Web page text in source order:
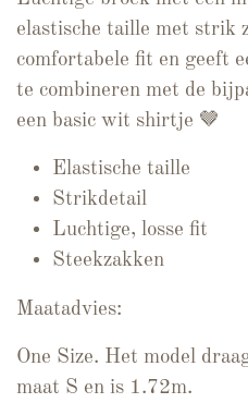
elastische taille met strik
comfortabele fit en geeft
te combineren met de
een basic wit shirtje 🤎
Elastische taille
Strikdetail
Luchtige, losse fit
Steekzakken
Maatadvies:
One Size. Het model
maat S en is 1.72m.